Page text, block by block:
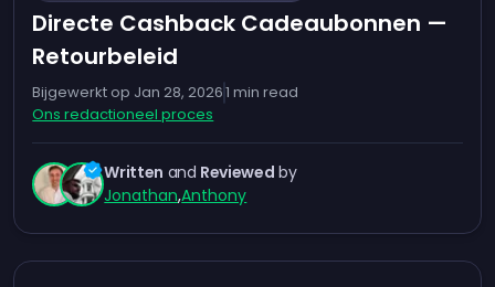
Directe Cashback Cadeaubonnen —
Retourbeleid
Bijgewerkt op Jan 28, 20261 min read
Ons redactioneel proces
Written and Reviewed by
Jonathan,Anthony